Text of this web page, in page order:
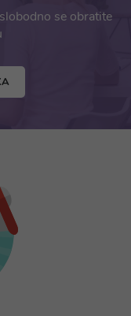
se obratite